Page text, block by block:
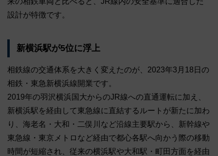
設計が特徴です。
新横浜駅が5位に浮上
相鉄線の交通体系を大きく変えたのが、2023年3月18日の
相鉄・東急新横浜線開業です。
2019年の羽沢横浜国大からのJR線への直通運転に加え、
新横浜駅を経由して東急線に直結するルートが新たに加わ
り、海老名・大和・二俣川など沿線主要駅から、新幹線や
東急線・東京メトロなど経由で都心各駅へ向かう際の移動
時間が短縮され、従来の横浜駅や大和駅・町田方面を経由